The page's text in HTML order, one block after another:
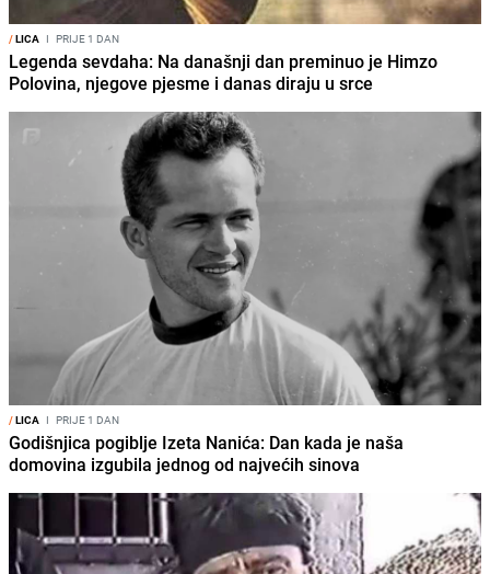
/LICA I PRIJE 1 DAN
Legenda sevdaha: Na današnji dan preminuo je Himzo
Polovina, njegove pjesme i danas diraju u srce
/LICA I PRIJE 1 DAN
Godišnjica pogiblje Izeta Nanića: Dan kada je naša
domovina izgubila jednog od najvećih sinova